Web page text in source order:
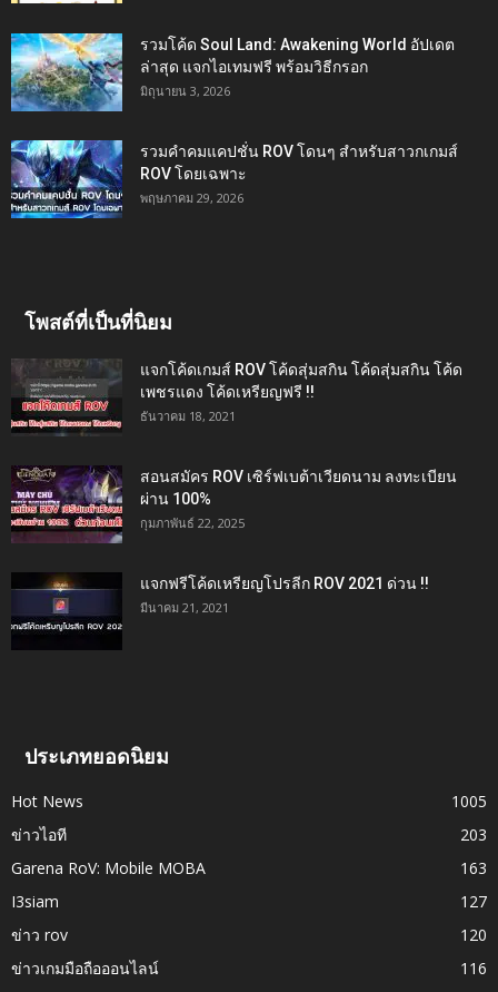
รวมโค้ด Soul Land: Awakening World อัปเดต
ล่าสุด แจกไอเทมฟรี พร้อมวิธีกรอก
มิถุนายน 3, 2026
รวมคำคมแคปชั่น ROV โดนๆ สำหรับสาวกเกมส์
ROV โดยเฉพาะ
พฤษภาคม 29, 2026
โพสต์ที่เป็นที่นิยม
แจกโค้ดเกมส์ ROV โค้ดสุ่มสกิน โค้ดสุ่มสกิน โค้ด
เพชรแดง โค้ดเหรียญฟรี !!
ธันวาคม 18, 2021
สอนสมัคร ROV เซิร์ฟเบต้าเวียดนาม ลงทะเบียน
ผ่าน 100%
กุมภาพันธ์ 22, 2025
แจกฟรีโค้ดเหรียญโปรลีก ROV 2021 ด่วน !!
มีนาคม 21, 2021
ประเภทยอดนิยม
Hot News
1005
ข่าวไอที
203
Garena RoV: Mobile MOBA
163
I3siam
127
ข่าว rov
120
ข่าวเกมมือถือออนไลน์
116